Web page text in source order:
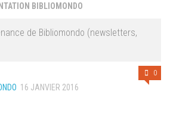
BIBLIOMONDO
de Bibliomondo (newsletters,
0
16 JANVIER 2016